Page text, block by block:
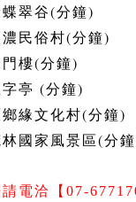
翠谷(分鐘)
民俗村(分鐘)
樓(分鐘)
亭 (分鐘)
緣文化村(分鐘)
國家風景區(分
請電洽【07-